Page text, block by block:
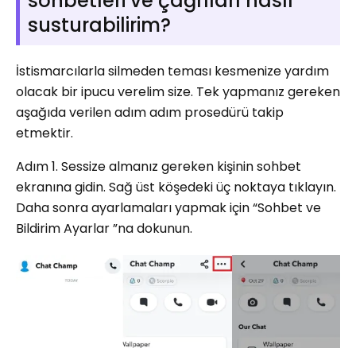
susturabilirim?
İstismarcılarla silmeden teması kesmenize yardım
olacak bir ipucu verelim size. Tek yapmanız gereken
aşağıda verilen adım adım prosedürü takip
etmektir.
Adım 1. Sessize almanız gereken kişinin sohbet
ekranına gidin. Sağ üst köşedeki üç noktaya tıklayın.
Daha sonra ayarlamaları yapmak için “Sohbet ve
Bildirim Ayarlar ”na dokunun.